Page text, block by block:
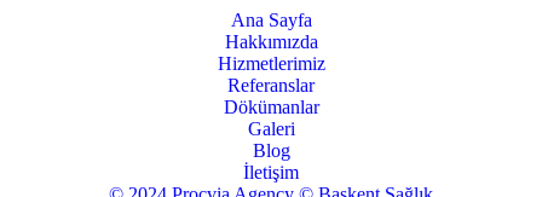
Ana Sayfa
Hakkımızda
Hizmetlerimiz
Referanslar
Dökümanlar
Galeri
Blog
İletişim